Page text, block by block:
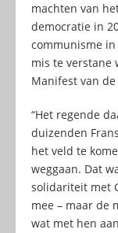
machten van
democratie in
communisme in
mis te verstane
Manifest van
“Het regende
duizenden
het veld te
weggaan. Dat
solidariteit met
mee – maar de
wat met hen